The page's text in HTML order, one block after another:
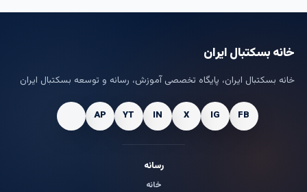
خانه بسکتبال ایران
خانه بسکتبال ایران، پایگاه تخصصی آموزش، رسانه و توسعه بسکتبال ایران
رسانه
خانه